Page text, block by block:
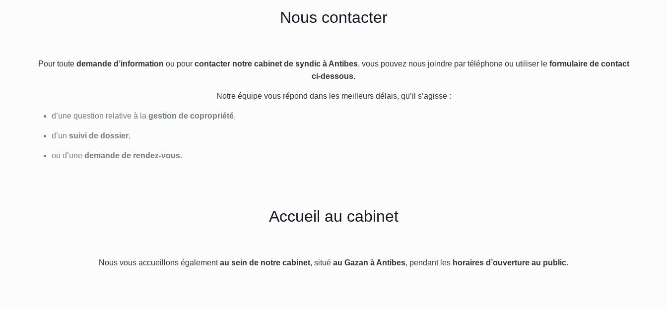
Nous contacter
Pour toute demande d’information ou pour contacter notre cabinet de syndic à Antibes, vous pouvez nous joindre par téléphone ou utiliser le formulaire de contact
ci-dessous.
Notre équipe vous répond dans les meilleurs délais, qu’il s’agisse :
d’une question relative à la gestion de copropriété,
d’un suivi de dossier,
ou d’une demande de rendez-vous.
Accueil au cabinet
Nous vous accueillons égalementau sein de notre cabinet, situé au Gazan à Antibes, pendant les horaires d’ouverture au public.